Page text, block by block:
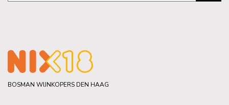
BOSMAN WIJNKOPERS DEN HAAG